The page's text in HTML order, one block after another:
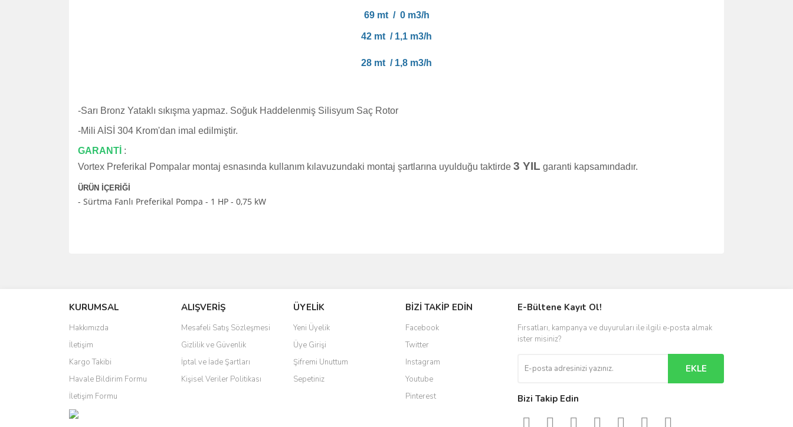
69 mt / 0 m3/h
42 mt / 1,1 m3/h
28 mt / 1,8 m3/h
-Sarı Bronz Yataklı sıkışma yapmaz. Soğuk Haddelenmiş Silisyum Saç Rotor
-Mili AİSİ 304 Krom'dan imal edilmiştir.
GARANTİ :
Vortex Preferikal Pompalar montaj esnasında kullanım kılavuzundaki montaj şartlarına uyulduğu taktirde 3 YIL garanti kapsamındadır.
ÜRÜN İÇERİĞİ
- Sürtma Fanlı Preferikal Pompa - 1 HP - 0,75 kW
Ürün resmi kalitesiz, bozuk veya görüntülenemiyor.
Ürün açıklamasında eksik bilgiler bulunuyor.
Ürün bilgilerinde hatalar bulunuyor.
Ürün fiyatı diğer sitelerden daha pahalı.
Bu ürüne benzer farklı alternatifler olmalı.
KURUMSAL
Hakkımızda
İletişim
Kargo Takibi
Havale Bildirim Formu
İletişim Formu
ALIŞVERİŞ
Mesafeli Satış Sözleşmesi
Gizlilik ve Güvenlik
İptal ve İade Şartları
Kişisel Veriler Politikası
ÜYELİK
Yeni Üyelik
Üye Girişi
Şifremi Unuttum
Sepetiniz
BİZİ TAKİP EDİN
Facebook
Twitter
Instagram
Youtube
Pinterest
E-Bültene Kayıt Ol!
Fırsatları, kampanya ve duyuruları ile ilgili e-posta almak
ister misiniz?
EKLE
Bizi Takip Edin